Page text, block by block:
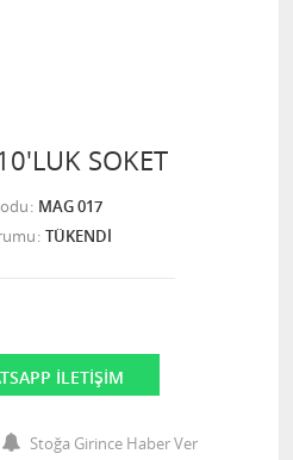
SOKET
MAG 017
TÜKENDİ
İLETIŞIM
Stoğa Girince Haber Ver